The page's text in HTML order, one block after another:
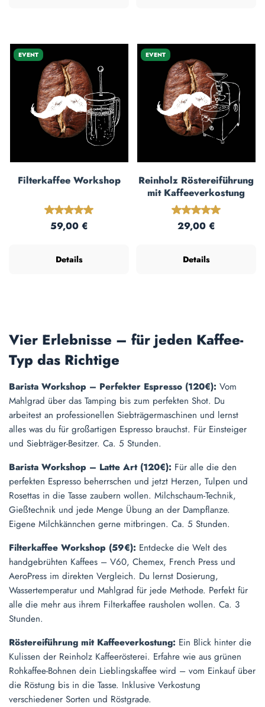
EVENT
Filterkaffee Workshop
Durchschnittliche Bewertung von 5 von 5 Sternen
Regulärer Preis:
59,00 €
Details
EVENT
Reinholz Röstereiführung
mit Kaffeeverkostung
Durchschnittliche
Regulärer Preis:
29,00 €
Details
Vier Erlebnisse – für jeden Kaffee-
Typ das Richtige
Barista Workshop – Perfekter Espresso (120€): Vom
Mahlgrad über das Tamping bis zum perfekten Shot. Du
arbeitest an professionellen Siebträgermaschinen und lernst
alles was du für großartigen Espresso brauchst. Für Einsteiger
und Siebträger-Besitzer. Ca. 5 Stunden.
Barista Workshop – Latte Art (120€): Für alle die den
perfekten Espresso beherrschen und jetzt Herzen, Tulpen und
Rosettas in die Tasse zaubern wollen. Milchschaum-Technik,
Gießtechnik und jede Menge Übung an der Dampflanze.
Eigene Milchkännchen gerne mitbringen. Ca. 5 Stunden.
Filterkaffee Workshop (59€): Entdecke die Welt des
handgebrühten Kaffees – V60, Chemex, French Press und
AeroPress im direkten Vergleich. Du lernst Dosierung,
Wassertemperatur und Mahlgrad für jede Methode. Perfekt für
alle die mehr aus ihrem Filterkaffee rausholen wollen. Ca. 3
Stunden.
Röstereiführung mit Kaffeeverkostung: Ein Blick hinter die
Kulissen der Reinholz Kaffeerösterei. Erfahre wie aus grünen
Rohkaffee-Bohnen dein Lieblingskaffee wird – vom Einkauf über
die Röstung bis in die Tasse. Inklusive Verkostung
verschiedener Sorten und Röstgrade.